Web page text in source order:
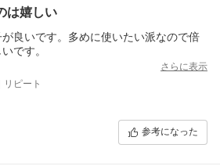
は嬉しい
良いです。多めに使いたい派なので倍
です。
さらに表示
ピート
参考になった